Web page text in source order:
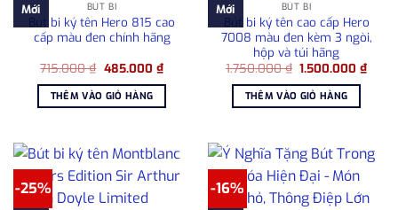
Mới BÚT BI
Bút bi ký tên Hero 815 cao
cấp màu đen chính hãng
715.000₫ Giá
là:
715.000 ₫.
485.000 ₫Giá
hiện
tại
485.000 ₫.
THÊM VÀO GIỎ HÀNG
Mới BÚT BI
Bút bi ký tên cao cấp Hero
7008 màu đen kèm 3 ngòi,
hộp và túi hãng
1.750.000₫ Giá
là:
1.750.000 ₫.
1.500.000₫Giá
hiện
THÊM VÀO GIỎ HÀNG
-25% -16%